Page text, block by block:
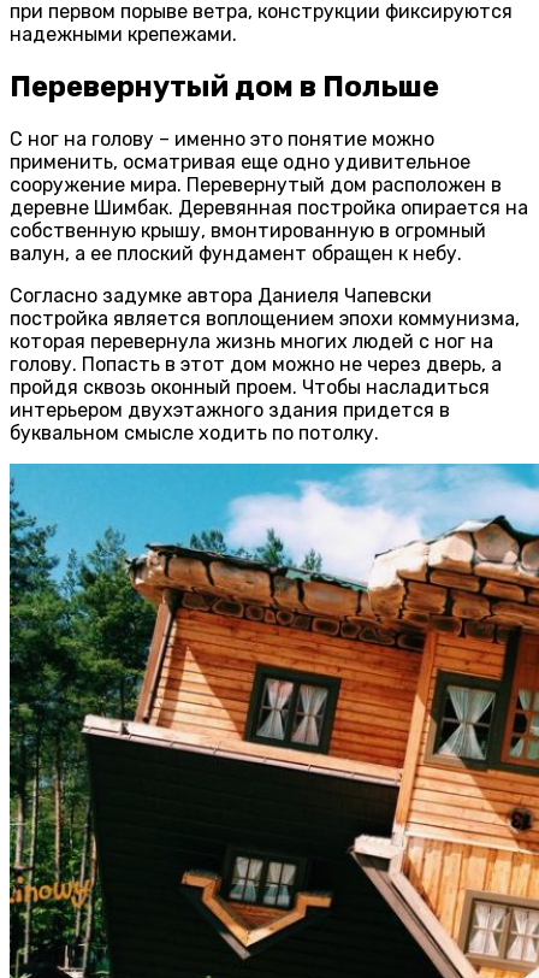
при первом порыве ветра, конструкции фиксируются
надежными крепежами.
Перевернутый дом в Польше
С ног на голову – именно это понятие можно
применить, осматривая еще одно удивительное
сооружение мира. Перевернутый дом расположен в
деревне Шимбак. Деревянная постройка опирается на
собственную крышу, вмонтированную в огромный
валун, а ее плоский фундамент обращен к небу.
Согласно задумке автора Даниеля Чапевски
постройка является воплощением эпохи коммунизма,
которая перевернула жизнь многих людей с ног на
голову. Попасть в этот дом можно не через дверь, а
пройдя сквозь оконный проем. Чтобы насладиться
интерьером двухэтажного здания придется в
буквальном смысле ходить по потолку.